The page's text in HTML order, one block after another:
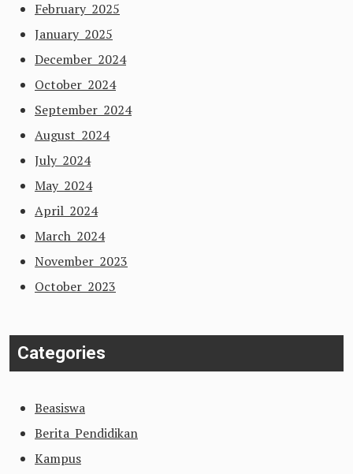
February 2025
January 2025
December 2024
October 2024
September 2024
August 2024
July 2024
May 2024
April 2024
March 2024
November 2023
October 2023
Categories
Beasiswa
Berita Pendidikan
Kampus